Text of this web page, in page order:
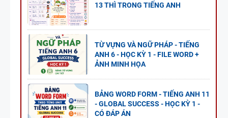
13 THÌ TRONG TIẾNG ANH
TỪ VỰNG VÀ NGỮ PHÁP - TIẾNG
ANH 6 - HỌC KỲ 1 - FILE WORD +
ẢNH MINH HỌA
BẢNG WORD FORM - TIẾNG ANH 11
- GLOBAL SUCCESS - HỌC KỲ 1 -
CÓ ĐÁP ÁN